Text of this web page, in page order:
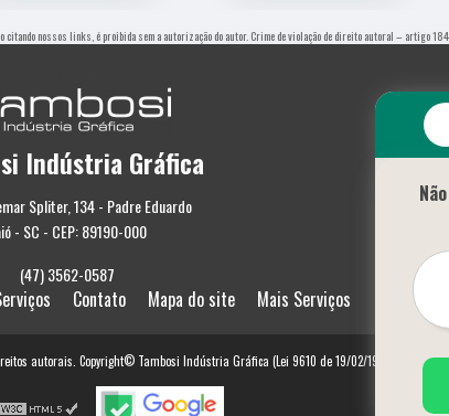
nossos links, é proibida sem a autorização do autor. Crime de violação de direito autoral – artigo
Indústria Gráfica
Spliter, 134 - Padre Eduardo
- SC - CEP: 89190-000
(47) 3562-0587
Contato Mapa do site Mais Serviços
autorais. Copyright© Tambosi Indústria Gráfica (Lei 9610 de 19/02/1998)